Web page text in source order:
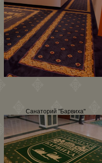
Санаторий "Барвиха"